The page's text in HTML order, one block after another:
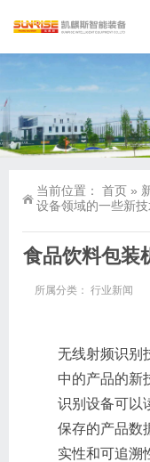
当前位置： 首页 »
设备领域的一些新
食品饮料包装
所属分类： 行业新闻
无线射频识别
中的产品的新
识别设备可以
保存的产品数
实性和可追溯